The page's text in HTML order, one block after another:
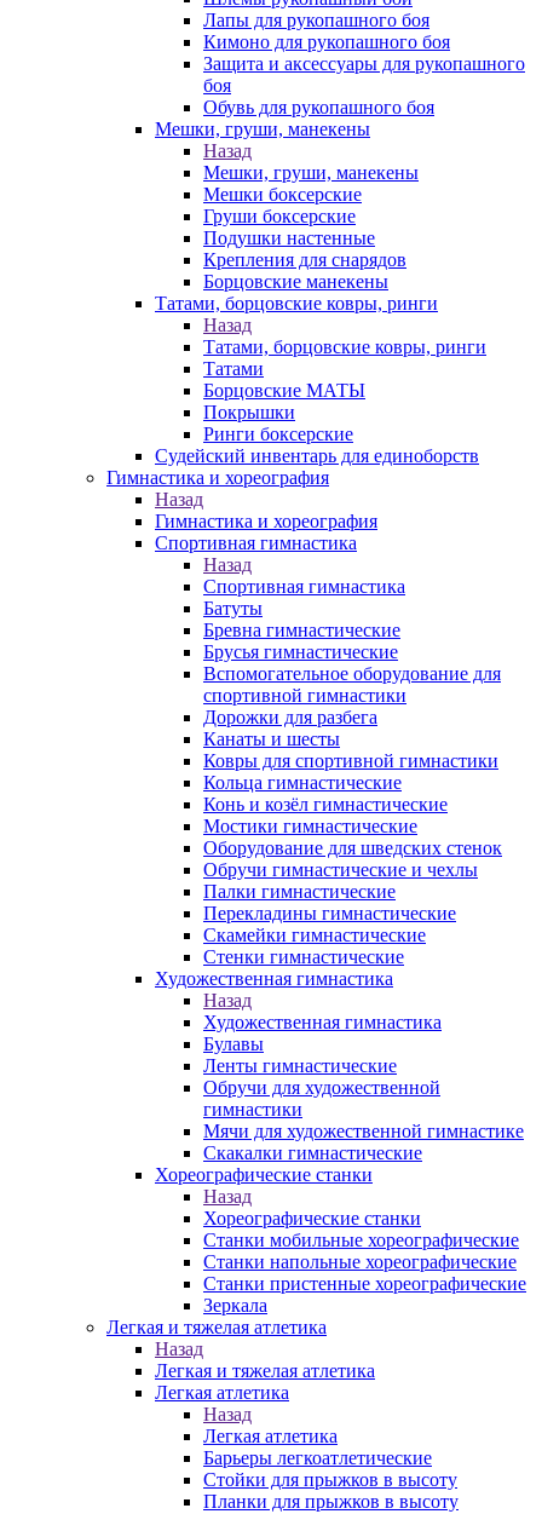
Лапы для рукопашного боя
Кимоно для рукопашного боя
Защита и аксессуары для рукопашного
боя
Обувь для рукопашного боя
Мешки, груши, манекены
Назад
Мешки, груши, манекены
Мешки боксерские
Груши боксерские
Подушки настенные
Крепления для снарядов
Борцовские манекены
Татами, борцовские ковры, ринги
Назад
Татами, борцовские ковры, ринги
Татами
Борцовские МАТЫ
Покрышки
Ринги боксерские
Судейский инвентарь для единоборств
Гимнастика и хореография
Назад
Гимнастика и хореография
Спортивная гимнастика
Назад
Спортивная гимнастика
Батуты
Бревна гимнастические
Брусья гимнастические
Вспомогательное оборудование для
спортивной гимнастики
Дорожки для разбега
Канаты и шесты
Ковры для спортивной гимнастики
Кольца гимнастические
Конь и козёл гимнастические
Мостики гимнастические
Оборудование для шведских стенок
Обручи гимнастические и чехлы
Палки гимнастические
Перекладины гимнастические
Скамейки гимнастические
Стенки гимнастические
Художественная гимнастика
Назад
Художественная гимнастика
Булавы
Ленты гимнастические
Обручи для художественной
гимнастики
Мячи для художественной гимнастике
Скакалки гимнастические
Хореографические станки
Назад
Хореографические станки
Станки мобильные хореографические
Станки напольные хореографические
Станки пристенные хореографические
Зеркала
Легкая и тяжелая атлетика
Назад
Легкая и тяжелая атлетика
Легкая атлетика
Назад
Легкая атлетика
Барьеры легкоатлетические
Стойки для прыжков в высоту
Планки для прыжков в высоту